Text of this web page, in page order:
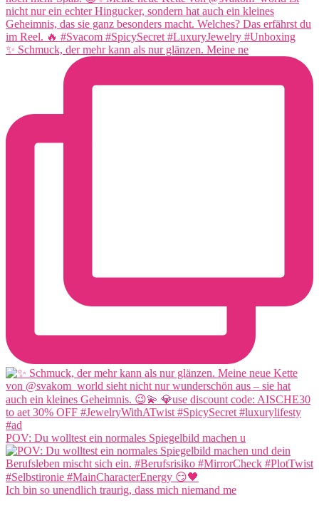
✨ Schmuck, der mehr kann als nur glänzen. Meine ne
POV: Du wolltest ein normales Spiegelbild machen u
Ich bin so unendlich traurig, dass mich niemand me